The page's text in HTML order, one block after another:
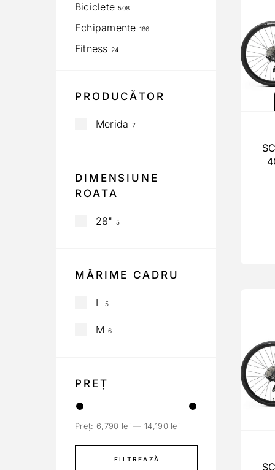
Biciclete 508
Echipamente 186
Fitness 24
PRODUCĂTOR
Merida 7
DIMENSIUNE
ROATA
28" 5
MĂRIME CADRU
L 5
M 6
PREȚ
FILTREAZĂ
Preț: 6,790 lei — 14,190 lei